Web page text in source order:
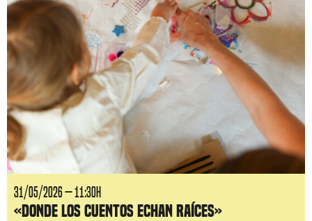
31/05/2026 — 11:30H
«Donde los cuentos echan raíces»